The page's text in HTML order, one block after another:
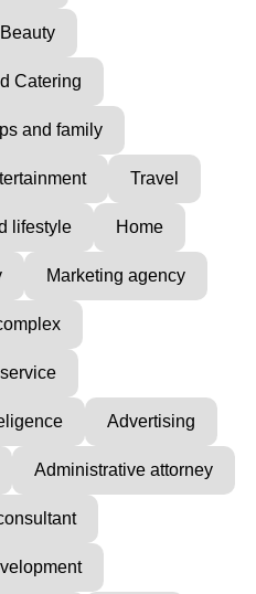
Catering
and family
Travel
lifestyle Home
Marketing agency
Advertising
Administrative attorney